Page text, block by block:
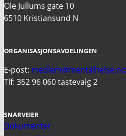
Ole Jullums gate 10
6510 Kristiansund N
ORGANISASJONSAVDELINGEN
E-post: medlem@mentalhelse.no
Tlf: 352 96 060 tastevalg 2
SNARVEIER
Dokumenter